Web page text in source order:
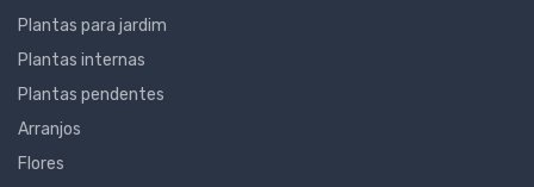
Plantas para jardim
Plantas internas
Plantas pendentes
Arranjos
Flores